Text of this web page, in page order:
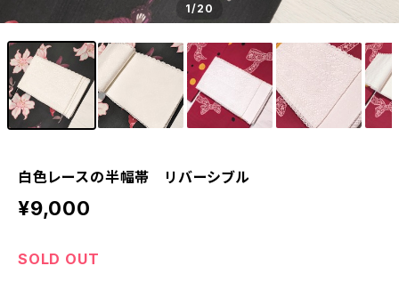
1/20
白色レースの半幅帯 リバーシブル
¥9,000
SOLD OUT